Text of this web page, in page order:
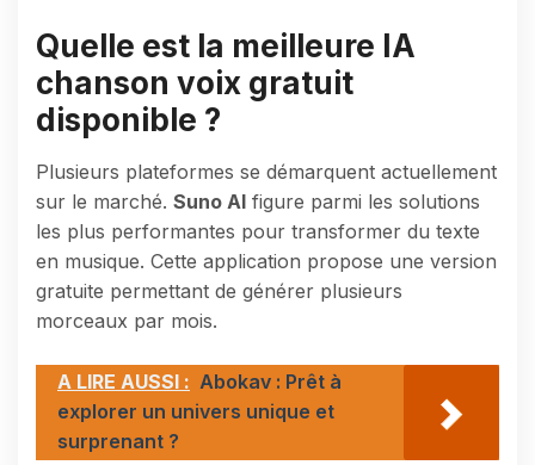
Quelle est la meilleure IA
chanson voix gratuit
disponible ?
Plusieurs plateformes se démarquent actuellement
sur le marché. Suno AI figure parmi les solutions
les plus performantes pour transformer du texte
en musique. Cette application propose une version
gratuite permettant de générer plusieurs
morceaux par mois.
A LIRE AUSSI : Abokav : Prêt à
explorer un univers unique et
surprenant ?